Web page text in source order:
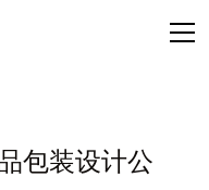
包装设计公